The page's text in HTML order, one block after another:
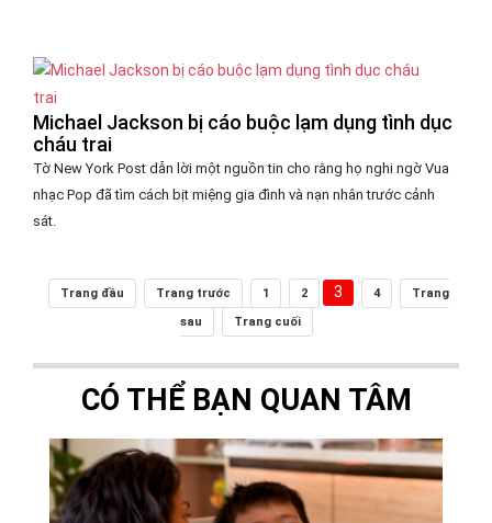
Michael Jackson bị cáo buộc lạm dụng tình dục
cháu trai
Tờ New York Post dẫn lời một nguồn tin cho rằng họ nghi ngờ Vua
nhạc Pop đã tìm cách bịt miệng gia đình và nạn nhân trước cảnh
sát.
Trang đầu Trang trước 1 2 3 4
Trang
sau
Trang cuối
CÓ THỂ BẠN QUAN TÂM